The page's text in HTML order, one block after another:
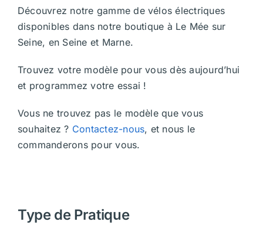
Découvrez notre gamme de vélos électriques
disponibles dans notre boutique à Le Mée sur
Seine, en Seine et Marne.
Trouvez votre modèle pour vous dès aujourd’hui
et programmez votre essai !
Vous ne trouvez pas le modèle que vous
souhaitez ? Contactez-nous, et nous le
commanderons pour vous.
Type de Pratique